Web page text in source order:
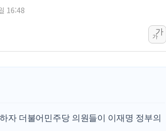
윤준병·이해민
'호우·산사태 주
풀무원재단, '국
與 "세제개편안
16:48
가
가
자 더불어민주당 의원들이 이재명 정부의